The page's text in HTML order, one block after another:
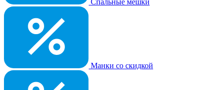
Спальные мешки
Манки со скидкой